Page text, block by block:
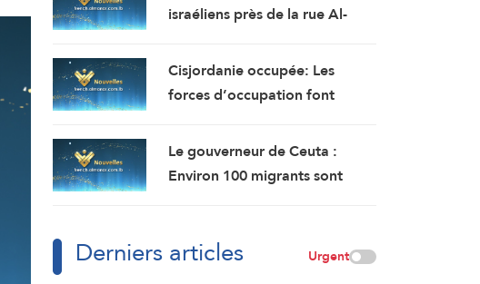
saoudite (AFP citant une
source militaire yéménite)
israéliens près de la rue Al-
Rafah
Cisjordanie occupée: Les
forces d’occupation font
Kafr Aboush au sud de
Tulkarem et perquisitionnent
plusieurs maisons
Le gouverneur de Ceuta :
Environ 100 migrants sont
Derniers articles Urgent